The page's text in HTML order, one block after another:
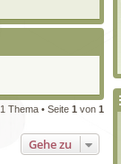
1 Thema • Seite 1 von 1
Gehe zu